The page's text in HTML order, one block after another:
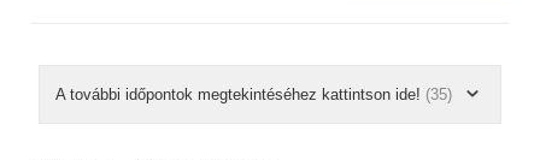
A további időpontok megtekintéséhez kattintson ide! (35)